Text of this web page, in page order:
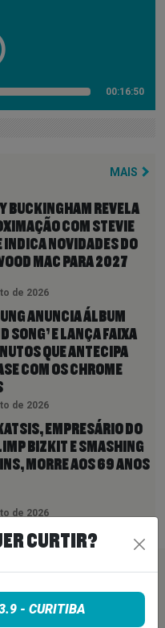
00:16:50
MAIS
BUCKINGHAM REVELA
COM STEVIE
INDICA NOVIDADES DO
MAC PARA 2027
de 2026
ANUNCIA ÁLBUM
SONG’ E LANÇA FAIXA
QUE ANTECIPA
COM OS CHROME
de 2026
EMPRESÁRIO DO
BIZKIT E SMASHING
MORRE AOS 69 ANOS
de 2026
CURTIR?
- CURITIBA